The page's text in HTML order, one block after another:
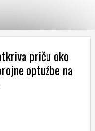
priču oko
optužbe na